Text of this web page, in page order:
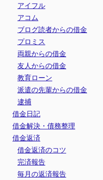
アイフル
アコム
ブログ読者からの借金
プロミス
両親からの借金
友人からの借金
教育ローン
派遣の先輩からの借金
逮捕
借金日記
借金解決・債務整理
借金返済
借金返済のコツ
完済報告
毎月の返済報告